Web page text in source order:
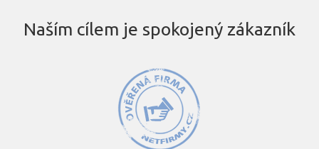
Naším cílem je spokojený zákazník